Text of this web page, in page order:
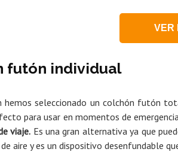
VER
futón individual
hemos seleccionado un colchón futón
para usar en momentos de
viaje. Es una gran alternativa ya que
aire y es un dispositivo desenfundable